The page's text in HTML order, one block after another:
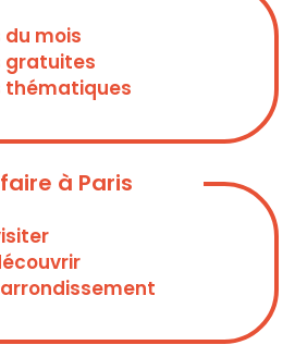
du mois
gratuites
thématiques
à Paris